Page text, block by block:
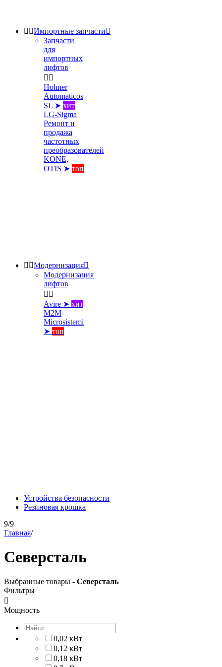
 Импортные запчасти
Запчасти
для
импортных
лифтов
 
Hohner
Automaticos
SL ➤ хит
LG-Sigma
Ремонт и
продажа
частотных
преобразователей
KONE,
OTIS ➤ топ
 Модернизация
Модернизация
лифтов
 
Avire ➤ хит
M2M
Microsistemi
➤ топ
Устройства безопасности
Резиновая крошка
9/9
Главная/
Северсталь
Выбранные товары - Северсталь
Фильтры

Мощность
0,02 кВт
0,12 кВт
0,18 кВт